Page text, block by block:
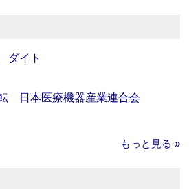
ダイト
日本医療機器産業連合会
もっと見る »